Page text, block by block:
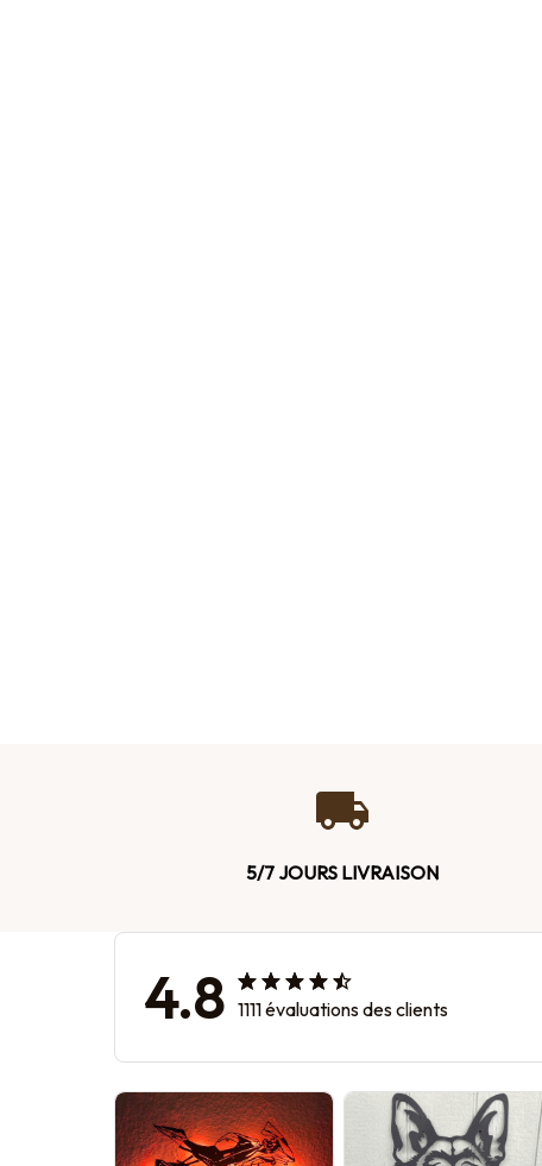
5/7 JOURS LIVRAISON
4.8 1111 évaluations des clients